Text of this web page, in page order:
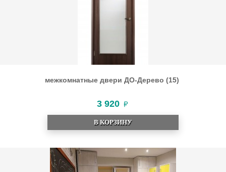
межкомнатные двери ДО-Дерево (15)
3 920
В КОРЗИНУ